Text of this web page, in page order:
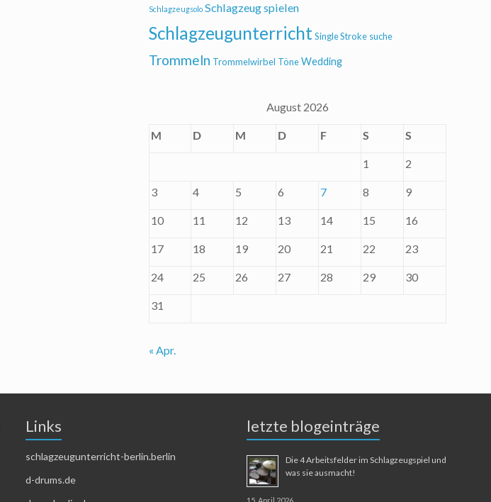
Schlagzeugsolo Schlagzeug spielen
SchlagzeugunterrichtSingle Stroke suche
Trommeln Trommelwirbel TöneWedding
August 2026
M D M D F S S
1 2
3 4 5 6 7 8 9
10 11 12 13 14 15 16
17 18 19 20 21 22 23
24 25 26 27 28 29 30
31
« Apr.
Links
schlagzeugunterricht-berlin.berlin
d-drums.de
letzte blogeinträge
Die 4 Arbeitsfelder im Schlagzeugspiel und
was sie ausmacht!